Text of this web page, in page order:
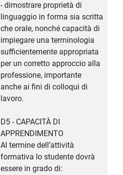
- dimostrare proprietà di
linguaggio in forma sia scritta
che orale, nonché capacità di
impiegare una terminologia
sufficientemente appropriata
per un corretto approccio alla
professione, importante
anche ai fini di colloqui di
lavoro.
D5 - CAPACITÀ DI
APPRENDIMENTO
Al termine dell’attività
formativa lo studente dovrà
essere in grado di: